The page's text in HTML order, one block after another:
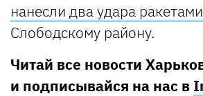
нанесли два удара ракетами
Слободскому району.
Читай все новости
и подписывайся на нас в